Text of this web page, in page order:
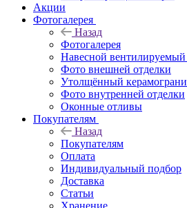
Акции
Фотогалерея
Назад
Фотогалерея
Навесной
Фото внешней отделки
Утолщённый
Фото внутренней отделки
Оконные отливы
Покупателям
Назад
Покупателям
Оплата
Индивидуальный подбор
Доставка
Статьи
Хранение